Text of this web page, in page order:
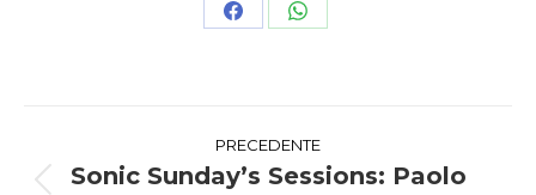
CondividiCondividi
tra
PRECEDENTE
Sonic Sunday’s Sessions: Paolo